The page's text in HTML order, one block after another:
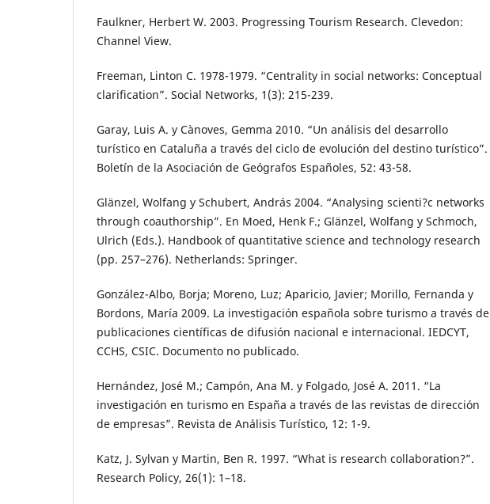
Faulkner, Herbert W. 2003. Progressing Tourism Research. Clevedon:
Channel View.
Freeman, Linton C. 1978-1979. “Centrality in social networks: Conceptual
clarification”. Social Networks, 1(3): 215-239.
Garay, Luis A. y Cànoves, Gemma 2010. “Un análisis del desarrollo
turístico en Cataluña a través del ciclo de evolución del destino turístico”.
Boletín de la Asociación de Geógrafos Españoles, 52: 43-58.
Glänzel, Wolfang y Schubert, András 2004. “Analysing scienti?c networks
through coauthorship”. En Moed, Henk F.; Glänzel, Wolfang y Schmoch,
Ulrich (Eds.). Handbook of quantitative science and technology research
(pp. 257–276). Netherlands: Springer.
González-Albo, Borja; Moreno, Luz; Aparicio, Javier; Morillo, Fernanda y
Bordons, María 2009. La investigación española sobre turismo a través de
publicaciones científicas de difusión nacional e internacional. IEDCYT,
CCHS, CSIC. Documento no publicado.
Hernández, José M.; Campón, Ana M. y Folgado, José A. 2011. “La
investigación en turismo en España a través de las revistas de dirección
de empresas”. Revista de Análisis Turístico, 12: 1-9.
Katz, J. Sylvan y Martin, Ben R. 1997. “What is research collaboration?”.
Research Policy, 26(1): 1–18.